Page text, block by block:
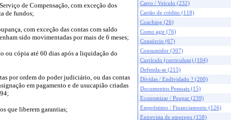
Carro / Veículo (232)
Cartão de crédito (118)
Coaching (26)
Como agir (76)
Consórcio (67)
Consumidor (307)
Currículo (curriculum) (104)
Defenda-se (215)
Dívidas / Endividado ? (200)
Documentos Pessoais (15)
Economizar / Poupar (239)
Empréstimo / Financiamento (126)
Entrevista de emprego (158)
de Compensação, com exceção dos
de fundos;
com exceção das contas com saldo
sido movimentadas por mais de 6 meses;
ou cópia até 60 dias após a liquidação do
por ordem do poder judiciário, ou das contas
em pagamento e de usucapião criadas
que liberem garantias;